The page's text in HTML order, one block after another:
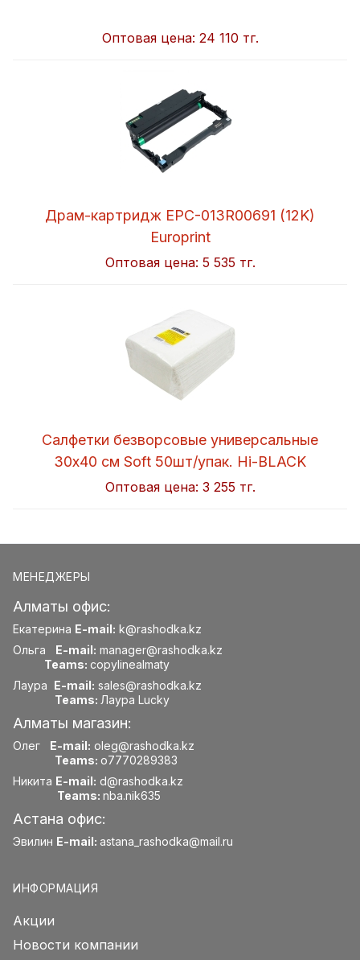
Оптовая цена: 24 110 тг.
Драм-картридж EPC-013R00691 (12K)
Europrint
Оптовая цена: 5 535 тг.
Салфетки безворсовые универсальные
30x40 см Soft 50шт/упак. Hi-BLACK
Оптовая цена: 3 255 тг.
МЕНЕДЖЕРЫ
Алматы офис:
Екатерина E-mail: k@rashodka.kz
Ольга E-mail: manager@rashodka.kz
Teams: copylinealmaty
Лаура E-mail: sales@rashodka.kz
Teams: Лаура Lucky
Алматы магазин:
Олег E-mail: oleg@rashodka.kz
Teams: o7770289383
Никита E-mail: d@rashodka.kz
Teams: nba.nik635
Астана офис:
Эвилин E-mail: astana_rashodka@mail.ru
ИНФОРМАЦИЯ
Акции
Новости компании